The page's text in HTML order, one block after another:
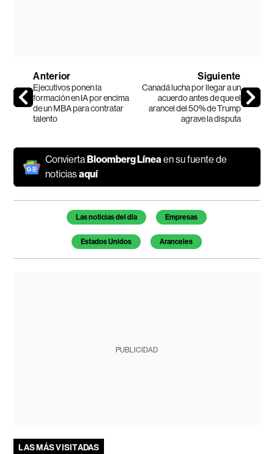
Anterior
Ejecutivos ponen la
formación en IA por encima
de un MBA para contratar
talento
Siguiente
Canadá lucha por llegar a un
acuerdo antes de que el
arancel del 50% de Trump
agrave la disputa
Convierta Bloomberg Líneaen su fuente de
noticiasaquí
Temas de este artículo
Las noticias del día Empresas
Estados Unidos Aranceles
PUBLICIDAD
LAS MÁS VISITADAS